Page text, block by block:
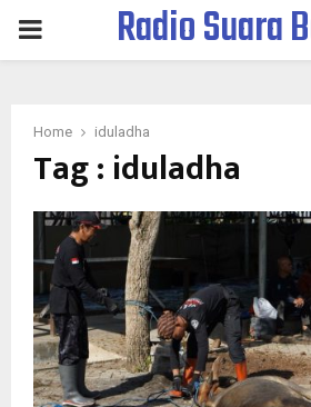
PRIMARYRadio Suara
Home iduladha
Tag : iduladha